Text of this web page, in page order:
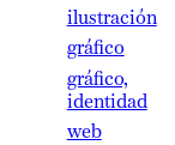
ilustración
gráfico
gráfico,
identidad
web